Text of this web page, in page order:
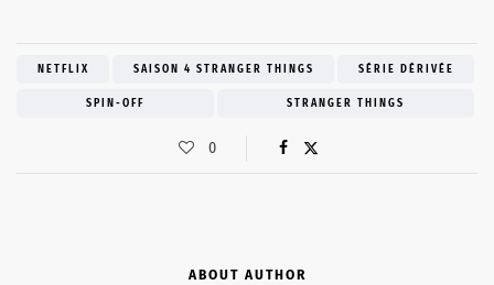
NETFLIX SAISON 4 STRANGER THINGS SÉRIE DÉRIVÉE
SPIN-OFF STRANGER THINGS
0
ABOUT AUTHOR